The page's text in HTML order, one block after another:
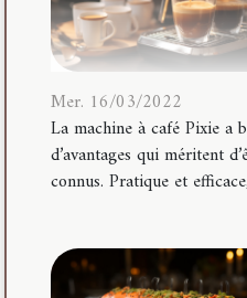
Mer. 16/03/2022
La machine à café Pixie a
d’avantages qui méritent
connus. Pratique et